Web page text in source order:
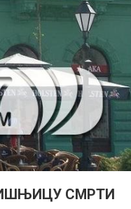
СМРТИ